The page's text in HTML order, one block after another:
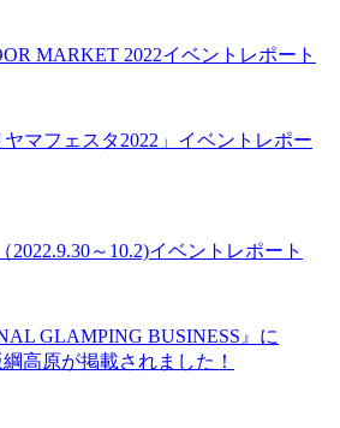
MARKET 2022イベントレポート
マフェスタ2022」イベントレポー
2022.9.30～10.2)イベントレポート
GLAMPING BUSINESS』に
高原が掲載されました！